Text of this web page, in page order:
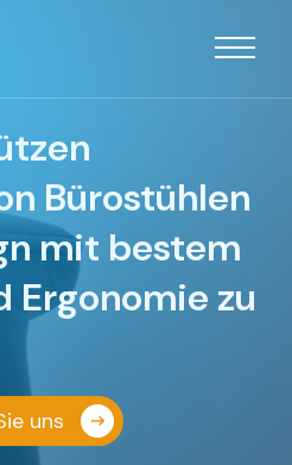
Bürostühlen
mit bestem
Ergonomie zu
uns